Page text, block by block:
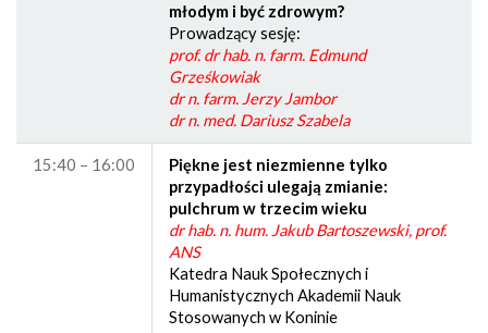
młodym i być zdrowym?
Prowadzący sesję:
prof. dr hab. n. farm. Edmund
Grześkowiak
dr n. farm. Jerzy Jambor
dr n. med. Dariusz Szabela
15:40 – 16:00
Piękne jest niezmienne tylko
przypadłości ulegają zmianie:
pulchrum w trzecim wieku
dr hab. n. hum. Jakub Bartoszewski, prof.
ANS
Katedra Nauk Społecznych i
Humanistycznych Akademii Nauk
Stosowanych w Koninie